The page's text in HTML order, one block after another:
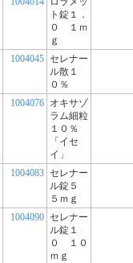
ト錠１．
０ １ｍ
ｇ
1004045 セレナー
ル散１
０％
1004076 オキサゾ
ラム細粒
１０％
「イセ
イ」
1004083 セレナー
ル錠５
５ｍｇ
1004090 セレナー
ル錠１
０ １０
ｍｇ